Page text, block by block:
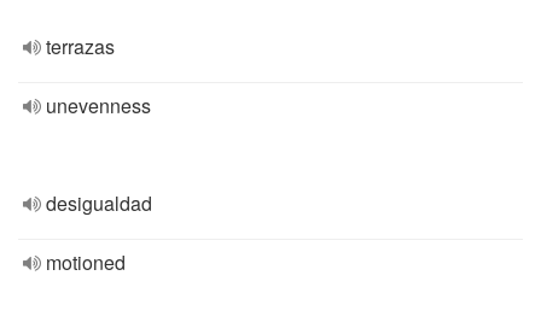
terrazas
unevenness
desigualdad
motioned